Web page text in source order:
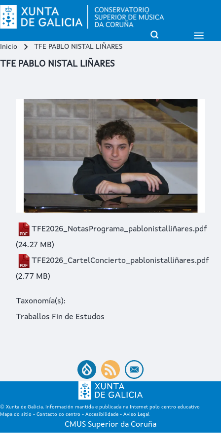
Close search
Buscar
Open Sidebar
Open Search Block
Inicio TFE PABLO NISTAL LIÑARES
TFE PABLO NISTAL LIÑARES
TFE2026_NotasPrograma_pablonistalliñares.pdf
(24.27 MB)
TFE2026_CartelConcierto_pablonistalliñares.pdf
(2.77 MB)
Taxonomía(s)
Traballos Fin de Estudos
© Xunta de Galicia. Información mantida e publicada na Internet polo centro educativo
Mapa do sitio - Contacto co centro - Accesibilidade - Aviso Legal
CMUS Superior da Coruña